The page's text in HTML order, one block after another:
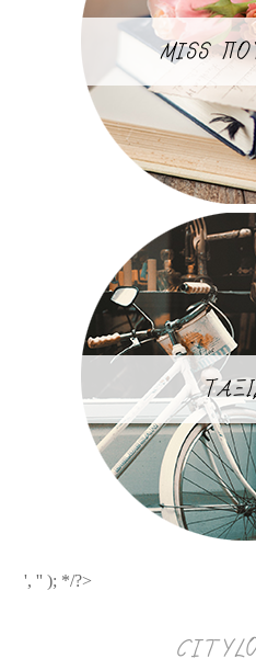
MISS
', '' ); */?>